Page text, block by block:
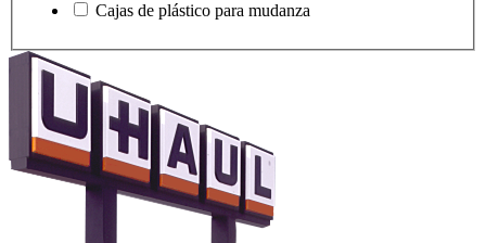
Cajas de plástico para mudanza